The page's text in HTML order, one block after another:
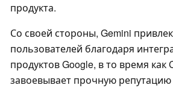
продукта.
Со своей стороны, Gemini
пользователей благодаря
продуктов Google, в то время как
завоевывает прочную